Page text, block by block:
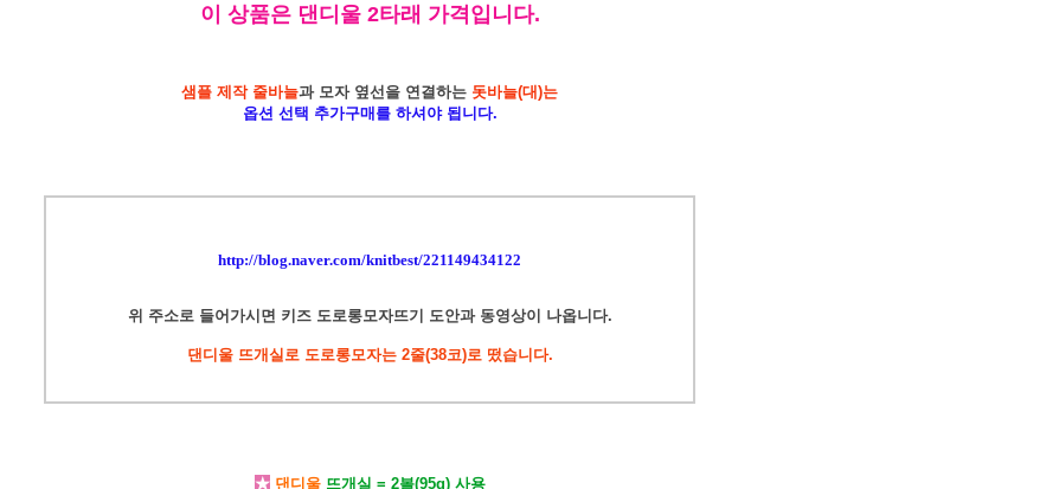
이 상품은 댄디울 2타래 가격입니다.
샘플 제작 줄바늘과 모자 옆선을 연결하는 돗바늘(대)는
옵션 선택 추가구매를 하셔야 됩니다.
http://blog.naver.com/knitbest/221149434122
위 주소로 들어가시면 키즈 도로롱모자뜨기 도안과 동영상이 나옵니다.
댄디울 뜨개실로 도로롱모자는 2줄(38코)로 떴습니다.
★ 댄디울뜨개실 = 2볼(95g) 사용